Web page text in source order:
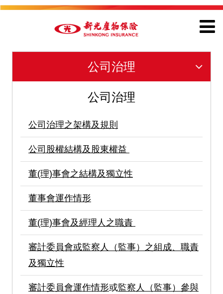
公司治理
公司治理
公司治理之架構及規則
公司股權結構及股東權益
董(理)事會之結構及獨立性
董事會運作情形
董(理)事會及經理人之職責
審計委員會或監察人（監事）之組成、職責
及獨立性
審計委員會運作情形或監察人（監事）參與